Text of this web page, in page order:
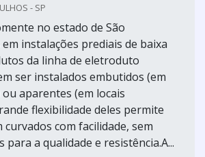
- SP
no estado de São
instalações prediais de baixa
da linha de eletroduto
ser instalados embutidos (em
aparentes (em locais
flexibilidade deles permite
curvados com facilidade, sem
para a qualidade e resistência.A...